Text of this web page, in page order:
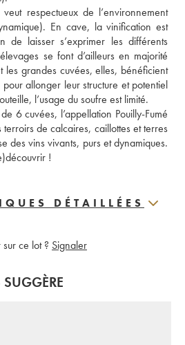
respectueux de l’environnement
En cave, la vinification est
de laisser s’exprimer les différents
se font d’ailleurs en majorité
les grandes cuvées, elles, bénéficient
allonger leur structure et potentiel
l’usage du soufre est limité.
6 cuvées, l’appellation Pouilly-Fumé
de calcaires, caillottes et terres
des vins vivants, purs et dynamiques.
!
DÉTAILLÉES
ce lot ? Signaler